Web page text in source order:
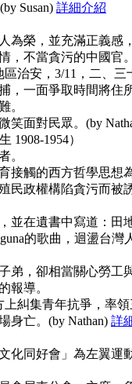
Susan) 詳細介紹
為榮，並充滿正義感
，不當貪污的中國官。
區治安，3/11，二、
，一面爭取時間將住
。
笑面對民眾。(by
1908-1954）
。
接觸的西方哲學思想
民政權構陷貪污而被
並在遺書中寫道：田
的歌曲，迴盪台灣
弟，卻相當關心勞工
報導。
上糾集青年抗爭，率
身亡。(by Nathan) 詳
化同好會」為左翼運